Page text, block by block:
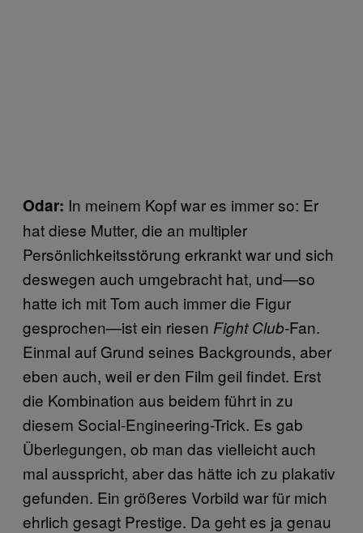
Odar: In meinem Kopf war es immer so: Er
hat diese Mutter, die an multipler
Persönlichkeitsstörung erkrankt war und sich
deswegen auch umgebracht hat, und—so
hatte ich mit Tom auch immer die Figur
gesprochen—ist ein riesen Fight Club-Fan.
Einmal auf Grund seines Backgrounds, aber
eben auch, weil er den Film geil findet. Erst
die Kombination aus beidem führt in zu
diesem Social-Engineering-Trick. Es gab
Überlegungen, ob man das vielleicht auch
mal ausspricht, aber das hätte ich zu plakativ
gefunden. Ein größeres Vorbild war für mich
ehrlich gesagt Prestige. Da geht es ja genau